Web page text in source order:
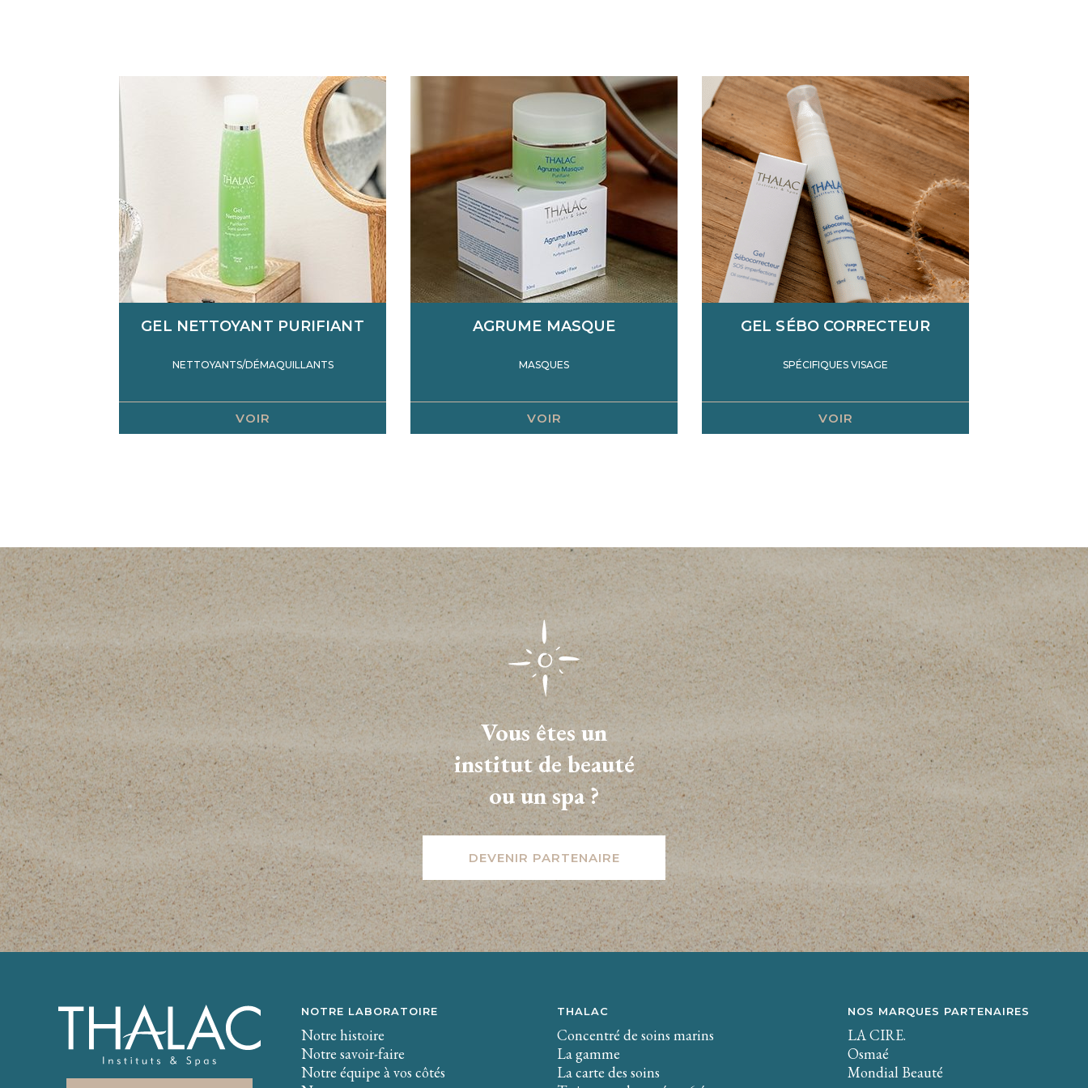
GEL NETTOYANT PURIFIANT
NETTOYANTS/DÉMAQUILLANTS
VOIR
AGRUME MASQUE
MASQUES
VOIR
GEL SÉBO CORRECTEUR
SPÉCIFIQUES VISAGE
VOIR
Vous êtes un
institut de beauté
ou un spa ?
DEVENIR PARTENAIRE
NOTRE LABORATOIRE
Notre histoire
Notre savoir-faire
Notre équipe à vos côtés
THALAC
Concentré de soins marins
La gamme
La carte des soins
NOS MARQUES PARTENAIRES
LA CIRE.
Osmaé
Mondial Beauté